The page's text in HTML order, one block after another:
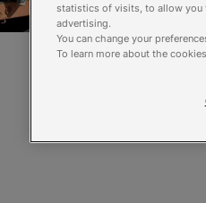
statistics of visits, to allow you
advertising.
You can change your
To learn more about the